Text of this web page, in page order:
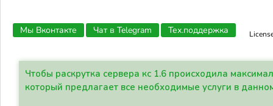
Мы Вконтакте Чат в Telegram Тех.поддержка
Чтобы раскрутка сервера кс 1.6 происходила
который предлагает все необходимые услуги в